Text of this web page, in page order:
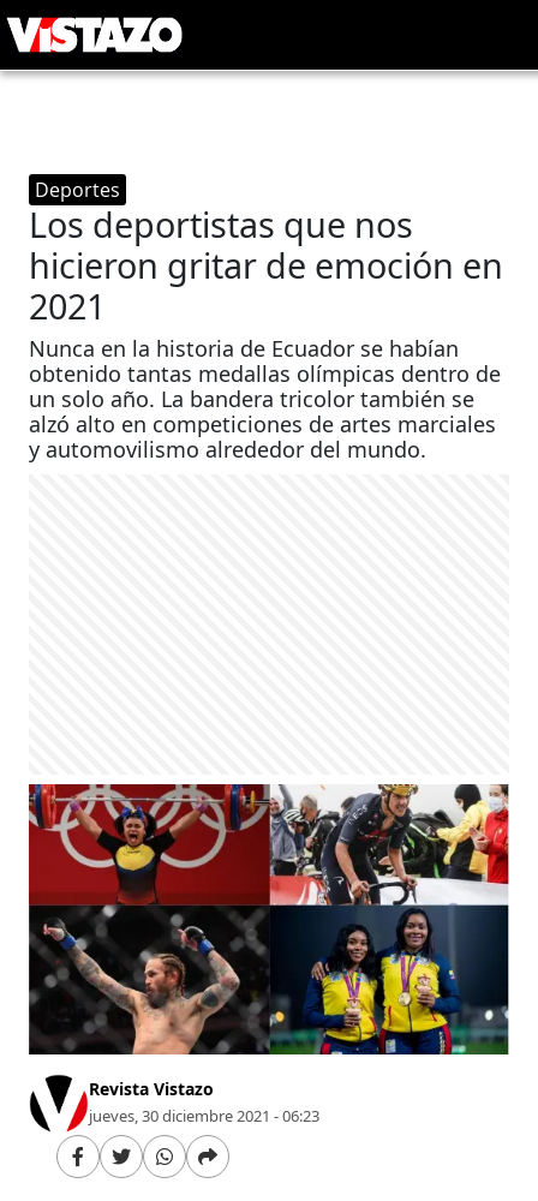
Deportes
Los deportistas que nos
hicieron gritar de emoción en
2021
Nunca en la historia de Ecuador se habían
obtenido tantas medallas olímpicas dentro de
un solo año. La bandera tricolor también se
alzó alto en competiciones de artes marciales
y automovilismo alrededor del mundo.
Revista Vistazo
jueves, 30 diciembre 2021 - 06:23